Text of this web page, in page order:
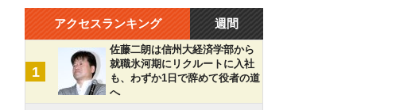
アクセスランキング 週間
1
佐藤二朗は信州大経済学部から
就職氷河期にリクルートに入社
も、わずか1日で辞めて役者の道
へ